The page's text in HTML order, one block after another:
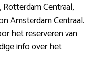
Rotterdam Centraal,
Amsterdam Centraal.
het reserveren van
info over het